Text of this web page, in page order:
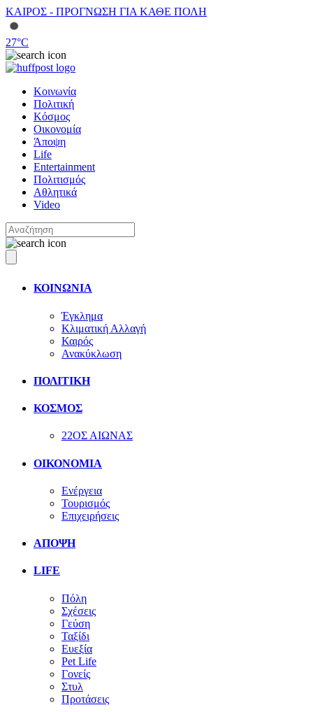
ΚΑΙΡΟΣ - ΠΡΟΓΝΩΣΗ ΓΙΑ ΚΑΘΕ ΠΟΛΗ
27°C
Κοινωνία
Πολιτική
Κόσμος
Οικονομία
Άποψη
Life
Entertainment
Πολιτισμός
Αθλητικά
Video
ΚΟΙΝΩΝΙΑ
Έγκλημα
Κλιματική Αλλαγή
Καιρός
Ανακύκλωση
ΠΟΛΙΤΙΚΗ
ΚΟΣΜΟΣ
22ΟΣ ΑΙΩΝΑΣ
ΟΙΚΟΝΟΜΙΑ
Ενέργεια
Τουρισμός
Επιχειρήσεις
ΑΠΟΨΗ
LIFE
Πόλη
Σχέσεις
Γεύση
Ταξίδι
Ευεξία
Pet Life
Γονείς
Στυλ
Προτάσεις